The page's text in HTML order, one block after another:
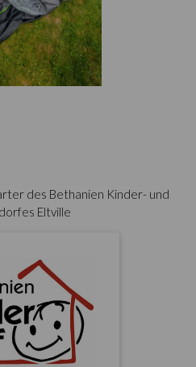
des Bethanien Kinder- und
Eltville